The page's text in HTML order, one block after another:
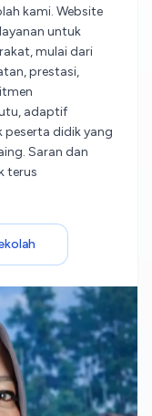
kami. Website
untuk
mulai dari
prestasi,
adaptif
didik yang
Saran dan
terus